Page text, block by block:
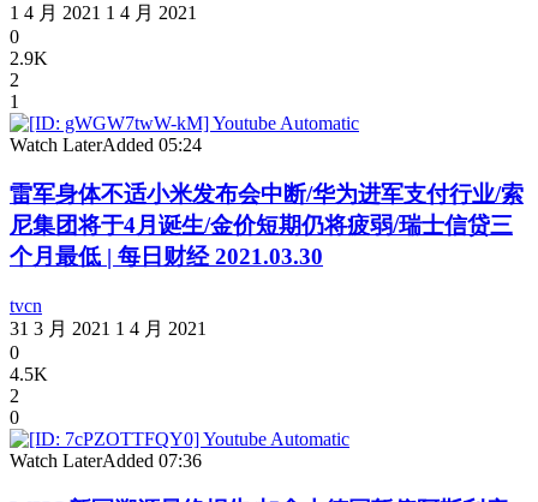
1 4 月 2021 1 4 月 2021
0
2.9K
2
1
Watch LaterAdded 05:24
雷军身体不适小米发布会中断/华为进军支付行业/索
尼集团将于4月诞生/金价短期仍将疲弱/瑞士信贷三
个月最低 | 每日财经 2021.03.30
tvcn
31 3 月 2021 1 4 月 2021
0
4.5K
2
0
Watch LaterAdded 07:36